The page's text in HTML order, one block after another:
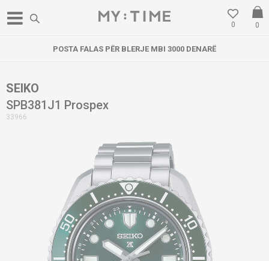
0
0
POSTA FALAS PËR BLERJE MBI 3000 DENARË
SEIKO
SPB381J1 Prospex
33966